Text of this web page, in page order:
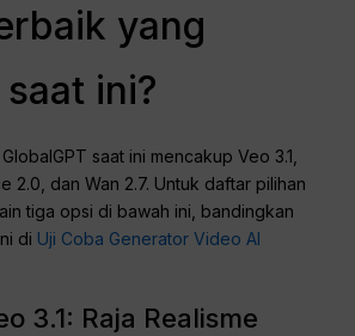
yang
ini?
saat ini mencakup Veo 3.1,
2.0, dan Wan 2.7. Untuk daftar pilihan
tiga opsi di bawah ini, bandingkan
di Uji Coba Generator Video AI
3.1: Raja Realisme